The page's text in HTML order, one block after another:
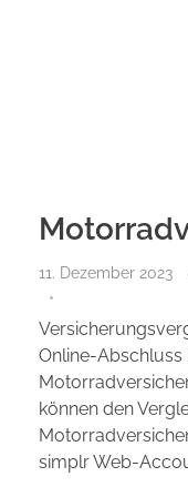
11. Dezember 2023
Online-Abschluss
können den
simplr Web-
© 2026 Baidenger
Wagner-Straße 9,